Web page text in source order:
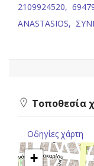
2109924520,
ANASTASIOS,
Τοποθεσία
Οδηγίες χάρτη
+